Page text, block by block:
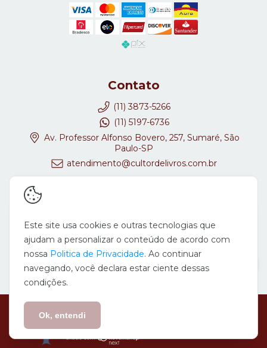
Contato
(11) 3873-5266
(11) 5197-6736
Av. Professor Alfonso Bovero, 257, Sumaré, São
Paulo-SP
atendimento@cultordelivros.com.br
reservados.
Este site usa cookies e outras tecnologias que
ajudam a personalizar o conteúdo de acordo com
nossa Politica de Privacidade. Ao continuar
navegando, você declara estar ciente dessas
condições.
Ok, entendi